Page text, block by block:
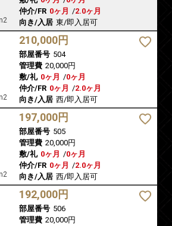
仲介/FR 0ヶ月 /2.0ヶ月
向き/入居 東/即入居可
210,000円
部屋番号 504
管理費 20,000円
敷/礼 0ヶ月 /0ヶ月
仲介/FR 0ヶ月 /2.0ヶ月
向き/入居 西/即入居可
197,000円
部屋番号 505
管理費 20,000円
敷/礼 0ヶ月 /0ヶ月
仲介/FR 0ヶ月 /2.0ヶ月
向き/入居 西/即入居可
192,000円
部屋番号 506
管理費 20,000円